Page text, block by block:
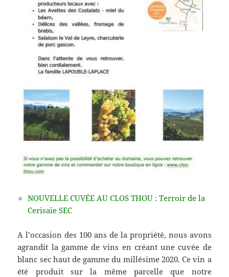
NOUVELLE CUVÉE AU CLOS THOU : Terroir de la
Cerisaie SEC
A l’occasion des 100 ans de la propriété, nous avons
agrandit la gamme de vins en créant une cuvée de
blanc sec haut de gamme du millésime 2020. Ce vin a
été produit sur la même parcelle que notre